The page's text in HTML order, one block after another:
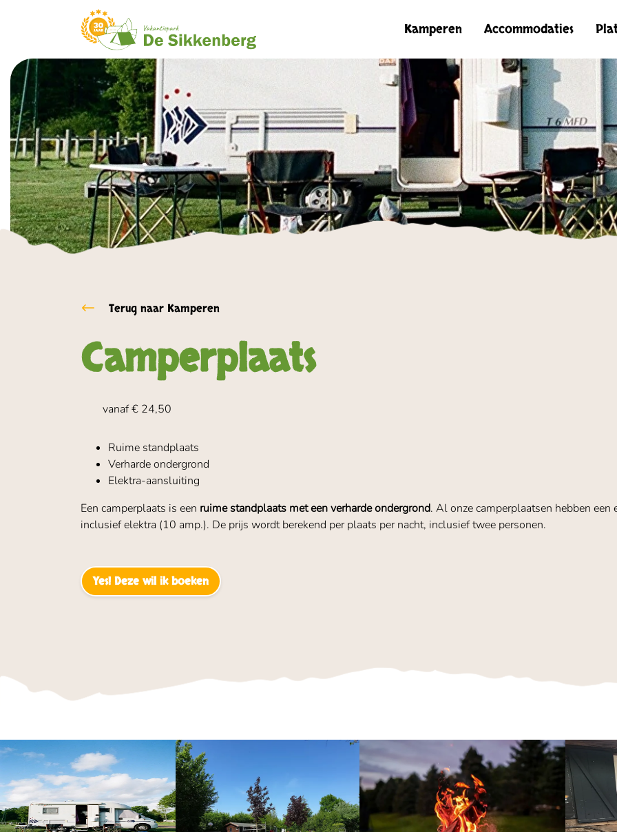
Kamperen Accommodaties
Terug naar Kamperen
Camperplaats
vanaf € 24,50
Ruime standplaats
Verharde ondergrond
Elektra-aansluiting
Een camperplaats is een ruime standplaats met een verharde ondergrond. Al onze camperplaatsen hebben
inclusief elektra (10 amp.). De prijs wordt berekend per plaats per nacht, inclusief twee personen.
Yes! Deze wil ik boeken
Foto
album
overslaan